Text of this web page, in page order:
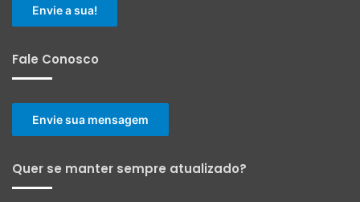
Envie a sua!
Fale Conosco
Envie sua mensagem
Quer se manter sempre atualizado?